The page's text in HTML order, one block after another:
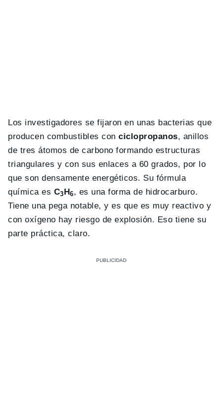
Los investigadores se fijaron en unas bacterias que
producen combustibles conciclopropanos, anillos
de tres átomos de carbono formando estructuras
triangulares y con sus enlaces a 60 grados, por lo
que son densamente energéticos. Su fórmula
química es C3 H6, es una forma de hidrocarburo.
Tiene una pega notable, y es que es muy reactivo y
con oxígeno hay riesgo de explosión. Eso tiene su
parte práctica, claro.